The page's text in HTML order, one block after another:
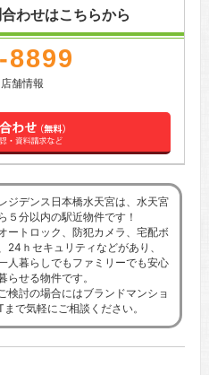
わせはこちらから
8899
店舗情報
ジデンス日本橋水天宮は、水天宮
５分以内の駅近物件です！
ートロック、防犯カメラ、宅配ボ
24ｈセキュリティなどがあり、
人暮らしでもファミリーでも安心
らせる物件です。
検討の場合にはブランドマンショ
まで気軽にご相談ください。